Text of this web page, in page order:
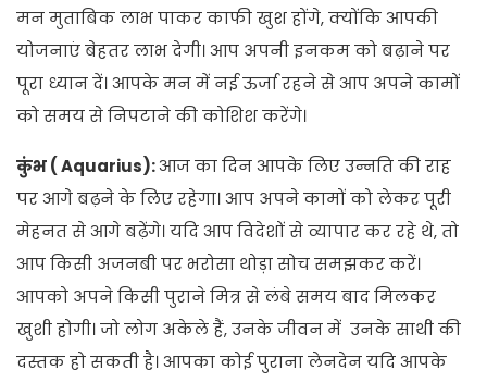
मन मुताबिक लाभ पाकर काफी खुश होंगे, क्योंकि आपकी
योजनाएं बेहतर लाभ देगी। आप अपनी इनकम को बढ़ाने पर
पूरा ध्यान दें। आपके मन में नई ऊर्जा रहने से आप अपने कामों
को समय से निपटाने की कोशिश करेंगे।
कुंभ ( Aquarius):आज का दिन आपके लिए उन्नति की राह
पर आगे बढ़ने के लिए रहेगा। आप अपने कामों को लेकर पूरी
मेहनत से आगे बढ़ेंगे। यदि आप विदेशों से व्यापार कर रहे थे, तो
आप किसी अजनबी पर भरोसा थोड़ा सोच समझकर करें।
आपको अपने किसी पुराने मित्र से लंबे समय बाद मिलकर
खुशी होगी। जो लोग अकेले हैं, उनके जीवन में उनके साथी की
दस्तक हो सकती है। आपका कोई पुराना लेनदेन यदि आपके